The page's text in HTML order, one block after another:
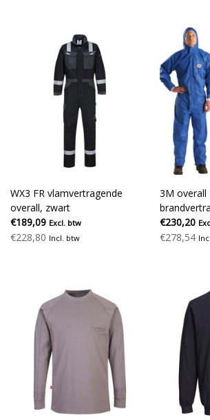
WX3 FR vlamvertragende
overall, zwart
€189,09 Excl. btw
€228,80 Incl. btw
3M overall
blauw
€230,20
€278,54